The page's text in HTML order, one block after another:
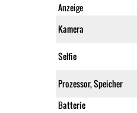
Anzeige
Kamera
Selfie
Prozessor, Speicher
Batterie